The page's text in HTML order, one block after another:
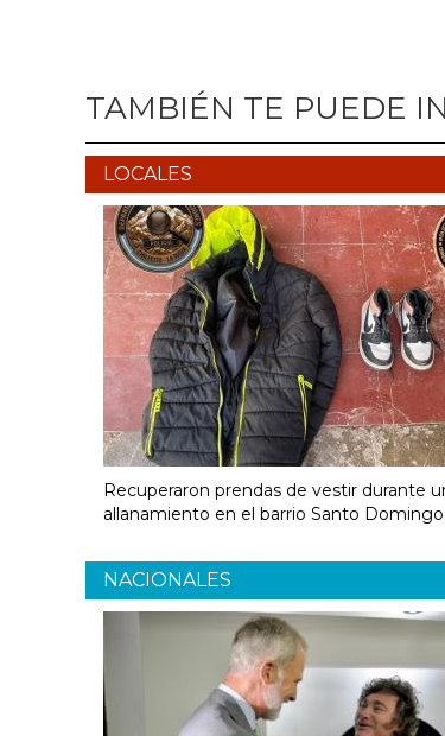
TAMBIÉN TE PUEDE
LOCALES
Recuperaron prendas de vestir durante
allanamiento en el barrio Santo Domingo
NACIONALES